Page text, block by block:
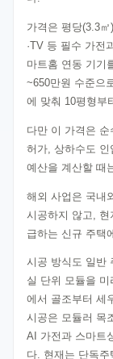
가격은 평당(3.3
·TV 등 필수 가전
마트홈 연동 기기
~650만원 수준으
에 맞춰 10평형부
다만 이 가격은
허가, 상하수도
예산을 계산할 때
해외 사업은 국내
시공하지 않고,
급하는 신규 주택
시공 방식도 일반
실 단위 모듈을
에서 골조부터 세
시공은 모듈러 목
AI 가전과 스마트
다. 현재는 단독주